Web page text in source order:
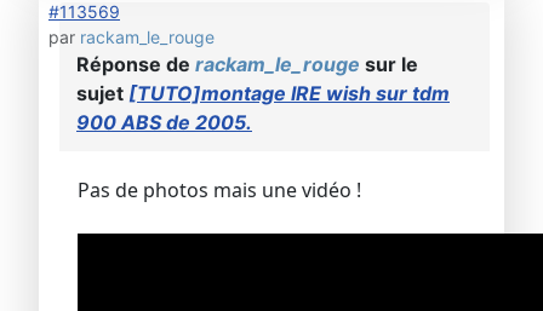
#113569
par rackam_le_rouge
Réponse de rackam_le_rouge sur le
sujet [TUTO]montage IRE wish sur tdm
900 ABS de 2005.
Pas de photos mais une vidéo !